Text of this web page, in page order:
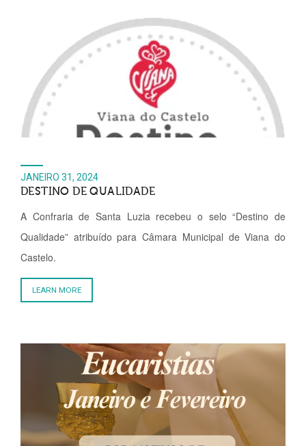
JANEIRO 31, 2024
DESTINO DE QUALIDADE
A Confraria de Santa Luzia recebeu o selo “Destino de
Qualidade” atribuído para Câmara Municipal de Viana do
Castelo.
LEARN MORE